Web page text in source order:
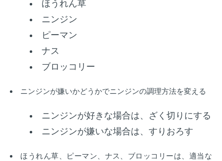
ほうれん草
ニンジン
ピーマン
ナス
ブロッコリー
ニンジンが嫌いかどうかでニンジンの調理方法を変える
ニンジンが好きな場合は、ざく切りにする
ニンジンが嫌いな場合は、すりおろす
ほうれん草、ピーマン、ナス、ブロッコリーは、適当な